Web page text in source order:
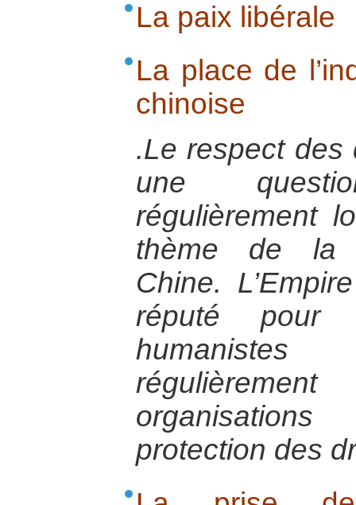
La paix libérale
La place de
chinoise
.Le respect des
une
régulièrement
thème de la
Chine.
réputé pour
protection des